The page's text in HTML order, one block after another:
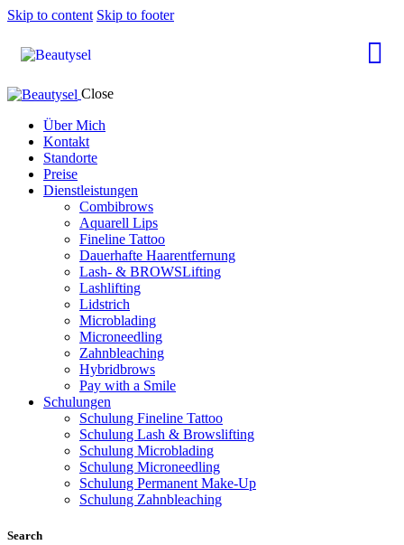
Skip to content Skip to footer
Close
Über Mich
Kontakt
Standorte
Preise
Dienstleistungen
Combibrows
Aquarell Lips
Fineline Tattoo
Dauerhafte Haarentfernung
Lash- & BROWSLifting
Lashlifting
Lidstrich
Microblading
Microneedling
Zahnbleaching
Hybridbrows
Pay with a Smile
Schulungen
Schulung Fineline Tattoo
Schulung Lash & Browslifting
Schulung Microblading
Schulung Microneedling
Schulung Permanent Make-Up
Schulung Zahnbleaching
Search